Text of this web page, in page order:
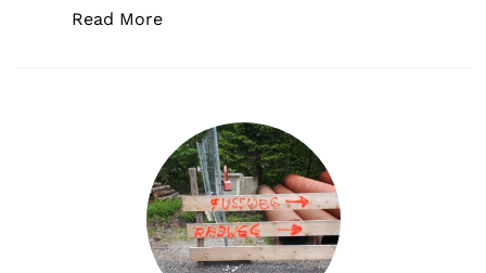
Read More„Alles unter Kontrolle?Everything